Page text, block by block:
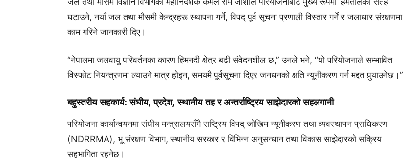
घटाउने, नयाँ जल तथा मौसमी केन्द्रहरू स्थापना गर्ने, विपद् पूर्व सूचना प्रणाली विस्तार गर्ने र जलाधार संरक्षणमा
काम गरिने जानकारी दिए।
“नेपालमा जलवायु परिवर्तनका कारण हिमनदी क्षेत्र बढी संवेदनशील छ,” उनले भने, “यो परियोजनाले सम्भावित
विस्फोट नियन्त्रणमा ल्याउने मात्र होइन, समयमै पूर्वसूचना दिएर जनधनको क्षति न्यूनीकरण गर्न मद्दत पुर्‍याउनेछ।”
बहुस्तरीय सहकार्य: संघीय, प्रदेश, स्थानीय तह र अन्तर्राष्ट्रिय साझेदारको सहलगानी
परियोजना कार्यान्वयनमा संघीय मन्त्रालयसँगै राष्ट्रिय विपद् जोखिम न्यूनीकरण तथा व्यवस्थापन प्राधिकरण
(NDRRMA), भू संरक्षण विभाग, स्थानीय सरकार र विभिन्न अनुसन्धान तथा विकास साझेदारको सक्रिय
सहभागिता रहनेछ।